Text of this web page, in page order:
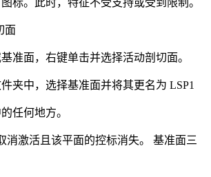
面
准面，右键单击并选择活动剖切面。
夹中，选择基准面并将其更名为 LSP1
任何地方。
消激活且该平面的控标消失。 基准面三